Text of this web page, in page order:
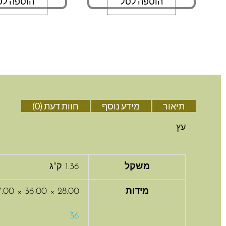
תיאור מידע נוסף חוות דעת (0)
עץ
משקל 1.36 ק"ג
מידות 28.00 × 36.00 × 7.00 סנטימטרים
36